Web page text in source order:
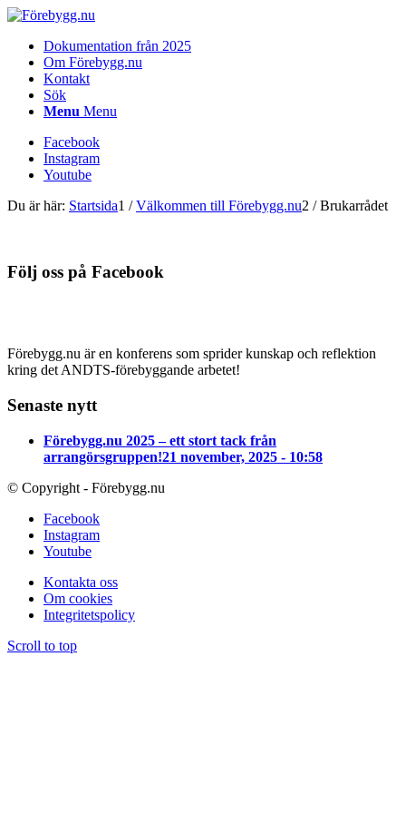
Dokumentation från 2025
Om Förebygg.nu
Kontakt
Sök
Menu Menu
Facebook
Instagram
Youtube
Du är här: Startsida1 / Välkommen till Förebygg.nu2 / Brukarrådet
Följ oss på Facebook
Förebygg.nu är en konferens som sprider kunskap och reflektion
kring det ANDTS-förebyggande arbetet!
Senaste nytt
Förebygg.nu 2025 – ett stort tack från
arrangörsgruppen!21 november, 2025 - 10:58
© Copyright - Förebygg.nu
Facebook
Instagram
Youtube
Kontakta oss
Om cookies
Integritetspolicy
Scroll to top